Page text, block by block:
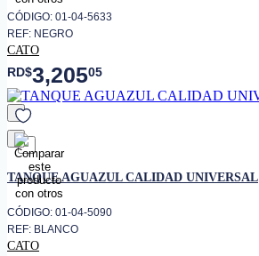
CÓDIGO: 01-04-5633
REF: NEGRO
CATO
RD$3,20505
favorito
TANQUE AGUAZUL CALIDAD UNIVERSAL
CÓDIGO: 01-04-5090
REF: BLANCO
CATO